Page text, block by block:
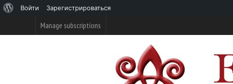
Manage subscriptions
WordPress
Войти Зарегистрироваться